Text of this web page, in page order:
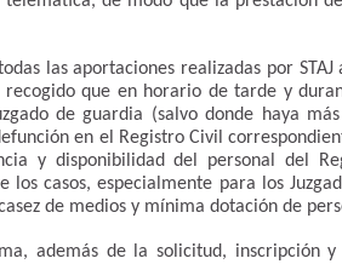
las aportaciones realizadas por
que en horario de tarde y
de guardia (salvo donde haya
en el Registro Civil
y disponibilidad del personal del
los casos, especialmente para los
de medios y mínima dotación de
además de la solicitud, inscripción